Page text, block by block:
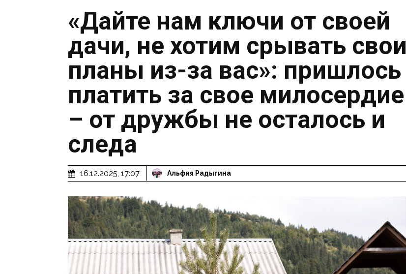
«Дайте нам ключи от своей
дачи, не хотим срывать свои
планы из-за вас»: пришлось
платить за свое милосердие
– от дружбы не осталось и
следа
16.12.2025, 17:07 Альфия Радыгина